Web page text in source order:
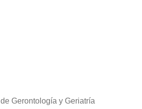
Gerontología y Geriatría